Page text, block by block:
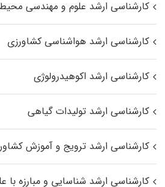
کارشناسی ارشد علوم و مهندسی
کارشناسی ارشد هواشناسی کشاورزی
کارشناسی ارشد اکوهیدرولوژی
کارشناسی ارشد تولیدات گیاهی
کارشناسی ارشد ترویج و آموزش
کارشناسی ارشد شناسایی و مبارزه با